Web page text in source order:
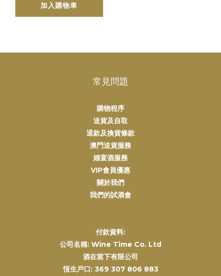
加入購物車
常見問題
購物程序
送貨及自取
退款及換貨條款
澳門送貨服務
婚宴酒服務
VIP會員優惠
關於我們
我們的試酒會
付款資料:
公司名稱: Wine Time Co. Ltd
酒在當下有限公司
恆生戶口: 369 307 806 883